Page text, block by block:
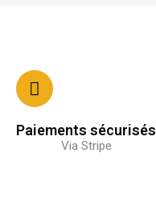
Paiements sécurisés
Via Stripe